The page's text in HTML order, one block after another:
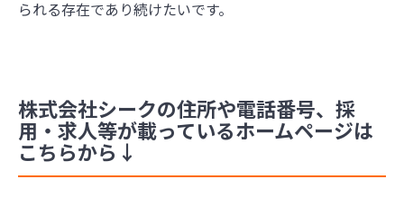
られる存在であり続けたいです。
株式会社シークの住所や電話番号、採
用・求人等が載っているホームページは
こちらから↓